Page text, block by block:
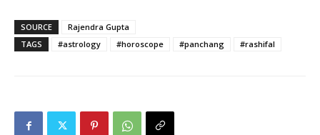
SOURCE
Rajendra Gupta
TAGS
#astrology #horoscope #panchang #rashifal